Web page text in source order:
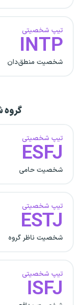
تیپ شخصیتی
INTP
شخصیت منطق‌دان
تیپ شخصیتی
ESFJ
شخصیت حامی
تیپ شخصیتی
ESTJ
شخصیت ناظر گروه
تیپ شخصیتی
ISFJ